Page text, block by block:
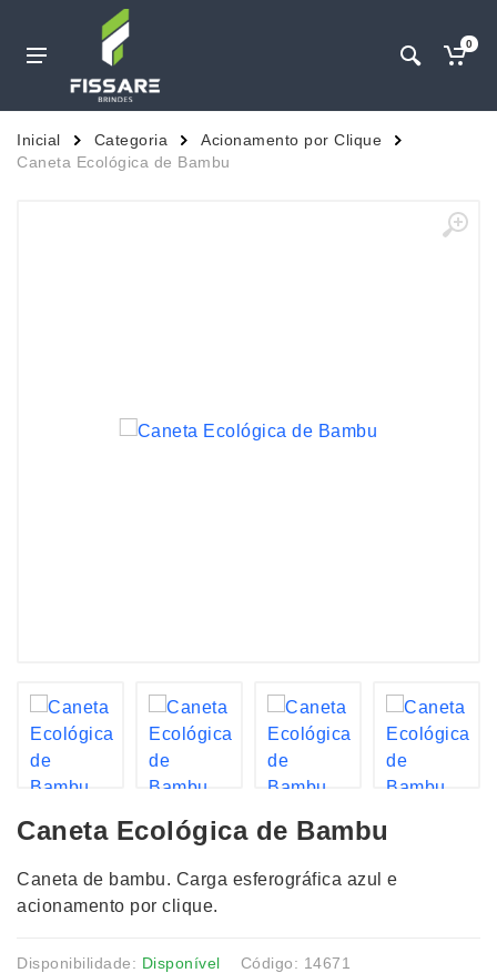
0
Inicial Categoria
Acionamento por Clique
Caneta Ecológica de Bambu
Caneta Ecológica de Bambu
Caneta de bambu. Carga esferográfica azul e
acionamento por clique.
Disponibilidade: Disponível Código: 14671